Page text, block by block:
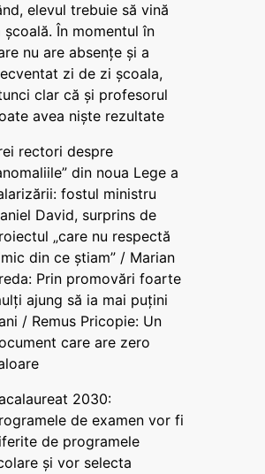
elevul trebuie să vină
școală. În momentul în
nu are absențe și a
zi de zi școala,
clar că și profesorul
avea niște rezultate
rectori despre
din noua Lege a
fostul ministru
David, surprins de
„care nu respectă
din ce știam” / Marian
Prin promovări foarte
ajung să ia mai puțini
/ Remus Pricopie: Un
care are zero
2030:
de examen vor fi
de programele
și vor selecta